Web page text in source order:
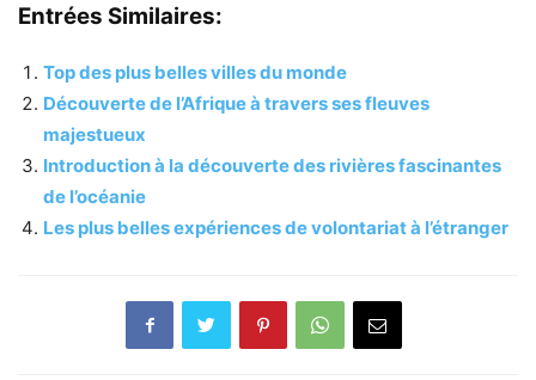
Entrées Similaires:
Top des plus belles villes du monde
Découverte de l’Afrique à travers ses fleuves
majestueux
Introduction à la découverte des rivières fascinantes
de l’océanie
Les plus belles expériences de volontariat à l’étranger